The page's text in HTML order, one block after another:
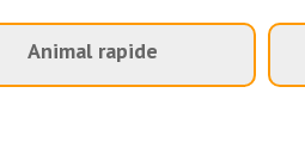
Animal rapide